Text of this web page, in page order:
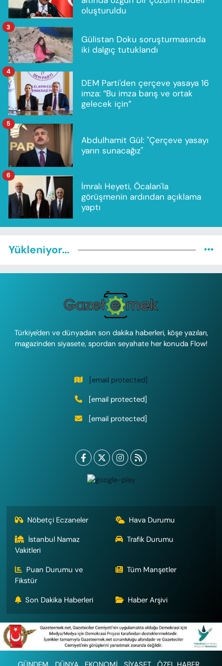
oluşturuldu
Gülistan Doku soruşturmasında
iki dalgıç tutuklandı
3
DEM Parti'den çerçeve yasaya 16
imza: “Bu imza barış ve ortak
gelecek için”
4
Abdulhamit Gül: "Çerçeve yasayı
yarın sunacağız"
5
İmralı Heyeti, Öcalan'la
görüşmenin ardından açıklama
yaptı
6
Yükleniyor...
Türkiye'den ve dünyadan son dakika haberleri, köşe yazıları,
magazinden siyasete, spordan seyahate her konuda Flow!
[email protected]
[email protected]
[email protected]
Nöbetçi Eczaneler
Hava Durumu
İstanbul Namaz
Vakitleri
Trafik Durumu
Puan Durumu ve
Fikstür
Tüm Manşetler
Son Dakika Haberleri Haber Arşivi